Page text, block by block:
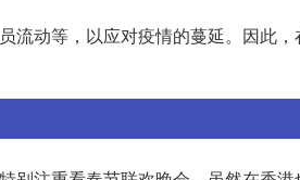
流动等，以应对疫情的蔓延。因此